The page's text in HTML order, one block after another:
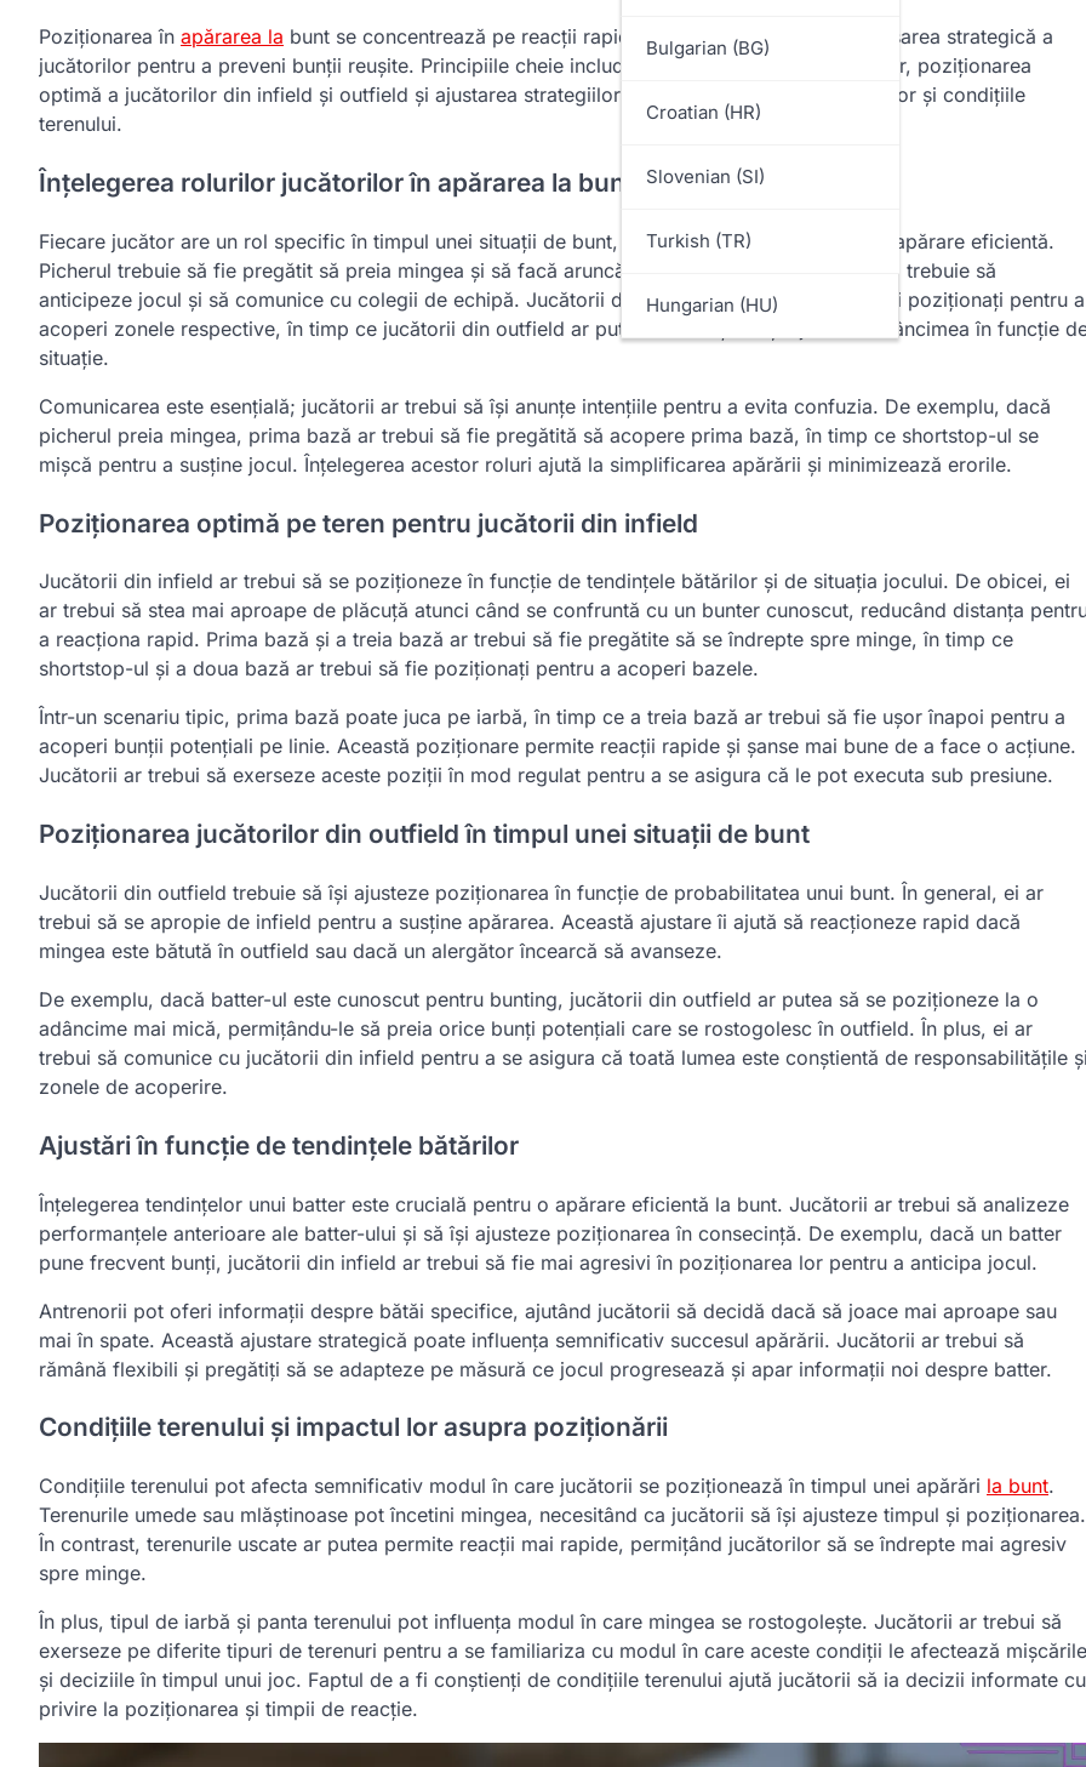
Bulgarian (BG)
Croatian (HR)
Slovenian (SI)
Turkish (TR)
Hungarian (HU)
Poziționarea în apărarea la bunt se concentrează pe reacții rapide, colaborare eficientă și plasarea strategică a
jucătorilor pentru a preveni bunții reușite. Principiile cheie includ înțelegerea rolurilor jucătorilor, poziționarea
optimă a jucătorilor din infield și outfield și ajustarea strategiilor în funcție de tendințele bătărilor și condițiile
terenului.
Înțelegerea rolurilor jucătorilor în apărarea la bunt
Fiecare jucător are un rol specific în timpul unei situații de bunt, ceea ce este crucial pentru o apărare eficientă.
Picherul trebuie să fie pregătit să preia mingea și să facă aruncări rapide, în timp ce catcher-ul trebuie să
anticipeze jocul și să comunice cu colegii de echipă. Jucătorii din infield trebuie să fie atenți și poziționați pentru a
acoperi zonele respective, în timp ce jucătorii din outfield ar putea fi nevoiți să își ajusteze adâncimea în funcție
situație.
Comunicarea este esențială; jucătorii ar trebui să își anunțe intențiile pentru a evita confuzia. De exemplu, dacă
picherul preia mingea, prima bază ar trebui să fie pregătită să acopere prima bază, în timp ce shortstop-ul se
mișcă pentru a susține jocul. Înțelegerea acestor roluri ajută la simplificarea apărării și minimizează erorile.
Poziționarea optimă pe teren pentru jucătorii din infield
Jucătorii din infield ar trebui să se poziționeze în funcție de tendințele bătărilor și de situația jocului. De obicei, ei
ar trebui să stea mai aproape de plăcuță atunci când se confruntă cu un bunter cunoscut, reducând distanța
a reacționa rapid. Prima bază și a treia bază ar trebui să fie pregătite să se îndrepte spre minge, în timp ce
shortstop-ul și a doua bază ar trebui să fie poziționați pentru a acoperi bazele.
Într-un scenariu tipic, prima bază poate juca pe iarbă, în timp ce a treia bază ar trebui să fie ușor înapoi pentru a
acoperi bunții potențiali pe linie. Această poziționare permite reacții rapide și șanse mai bune de a face o acțiune.
Jucătorii ar trebui să exerseze aceste poziții în mod regulat pentru a se asigura că le pot executa sub presiune.
Poziționarea jucătorilor din outfield în timpul unei situații de bunt
Jucătorii din outfield trebuie să își ajusteze poziționarea în funcție de probabilitatea unui bunt. În general, ei ar
trebui să se apropie de infield pentru a susține apărarea. Această ajustare îi ajută să reacționeze rapid dacă
mingea este bătută în outfield sau dacă un alergător încearcă să avanseze.
De exemplu, dacă batter-ul este cunoscut pentru bunting, jucătorii din outfield ar putea să se poziționeze la o
adâncime mai mică, permițându-le să preia orice bunți potențiali care se rostogolesc în outfield. În plus, ei ar
trebui să comunice cu jucătorii din infield pentru a se asigura că toată lumea este conștientă de responsabilitățile
zonele de acoperire.
Ajustări în funcție de tendințele bătărilor
Înțelegerea tendințelor unui batter este crucială pentru o apărare eficientă la bunt. Jucătorii ar trebui să analizeze
performanțele anterioare ale batter-ului și să își ajusteze poziționarea în consecință. De exemplu, dacă un batter
pune frecvent bunți, jucătorii din infield ar trebui să fie mai agresivi în poziționarea lor pentru a anticipa jocul.
Antrenorii pot oferi informații despre bătăi specifice, ajutând jucătorii să decidă dacă să joace mai aproape sau
mai în spate. Această ajustare strategică poate influența semnificativ succesul apărării. Jucătorii ar trebui să
rămână flexibili și pregătiți să se adapteze pe măsură ce jocul progresează și apar informații noi despre batter.
Condițiile terenului și impactul lor asupra poziționării
Condițiile terenului pot afecta semnificativ modul în care jucătorii se poziționează în timpul unei apărări la bunt.
Terenurile umede sau mlăștinoase pot încetini mingea, necesitând ca jucătorii să își ajusteze timpul și poziționarea.
În contrast, terenurile uscate ar putea permite reacții mai rapide, permițând jucătorilor să se îndrepte mai agresiv
spre minge.
În plus, tipul de iarbă și panta terenului pot influența modul în care mingea se rostogolește. Jucătorii ar trebui să
exerseze pe diferite tipuri de terenuri pentru a se familiariza cu modul în care aceste condiții le afectează mișcările
și deciziile în timpul unui joc. Faptul de a fi conștienți de condițiile terenului ajută jucătorii să ia decizii informate cu
privire la poziționarea și timpii de reacție.